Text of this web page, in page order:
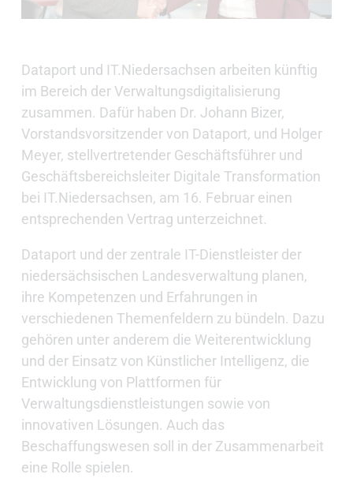
Dataport und IT.Niedersachsen arbeiten künftig
im Bereich der Verwaltungsdigitalisierung
zusammen. Dafür haben Dr. Johann Bizer,
Vorstandsvorsitzender von Dataport, und Holger
Meyer, stellvertretender Geschäftsführer und
Geschäftsbereichsleiter Digitale Transformation
bei IT.Niedersachsen, am 16. Februar einen
entsprechenden Vertrag unterzeichnet.
Dataport und der zentrale IT-Dienstleister der
niedersächsischen Landesverwaltung planen,
ihre Kompetenzen und Erfahrungen in
verschiedenen Themenfeldern zu bündeln. Dazu
gehören unter anderem die Weiterentwicklung
und der Einsatz von Künstlicher Intelligenz, die
Entwicklung von Plattformen für
Verwaltungsdienstleistungen sowie von
innovativen Lösungen. Auch das
Beschaffungswesen soll in der Zusammenarbeit
eine Rolle spielen.